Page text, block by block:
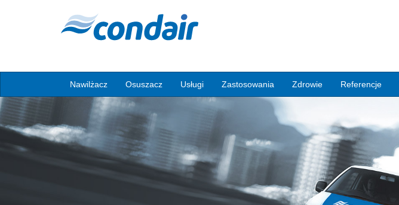
Nawilżacz Osuszacz Usługi Zastosowania Zdrowie Referencje